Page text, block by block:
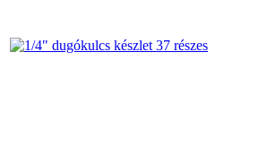
Átnyomós
dugókulcsfej készlet